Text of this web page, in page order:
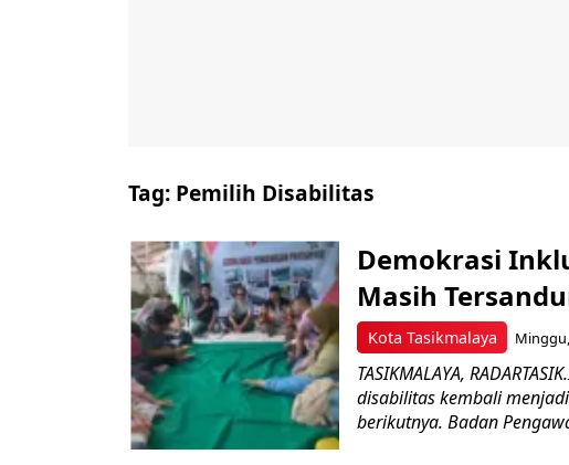
Tag: Pemilih Disabilitas
Kota Tasikmalaya
Demokrasi
Masih
TASIKMALAYA,
disabilitas kembali
berikutnya. Badan